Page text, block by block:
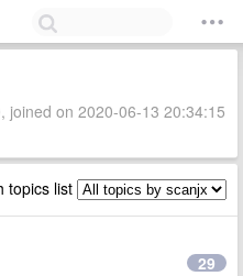
joined on 2020-06-13 20:34:15
topics list
29